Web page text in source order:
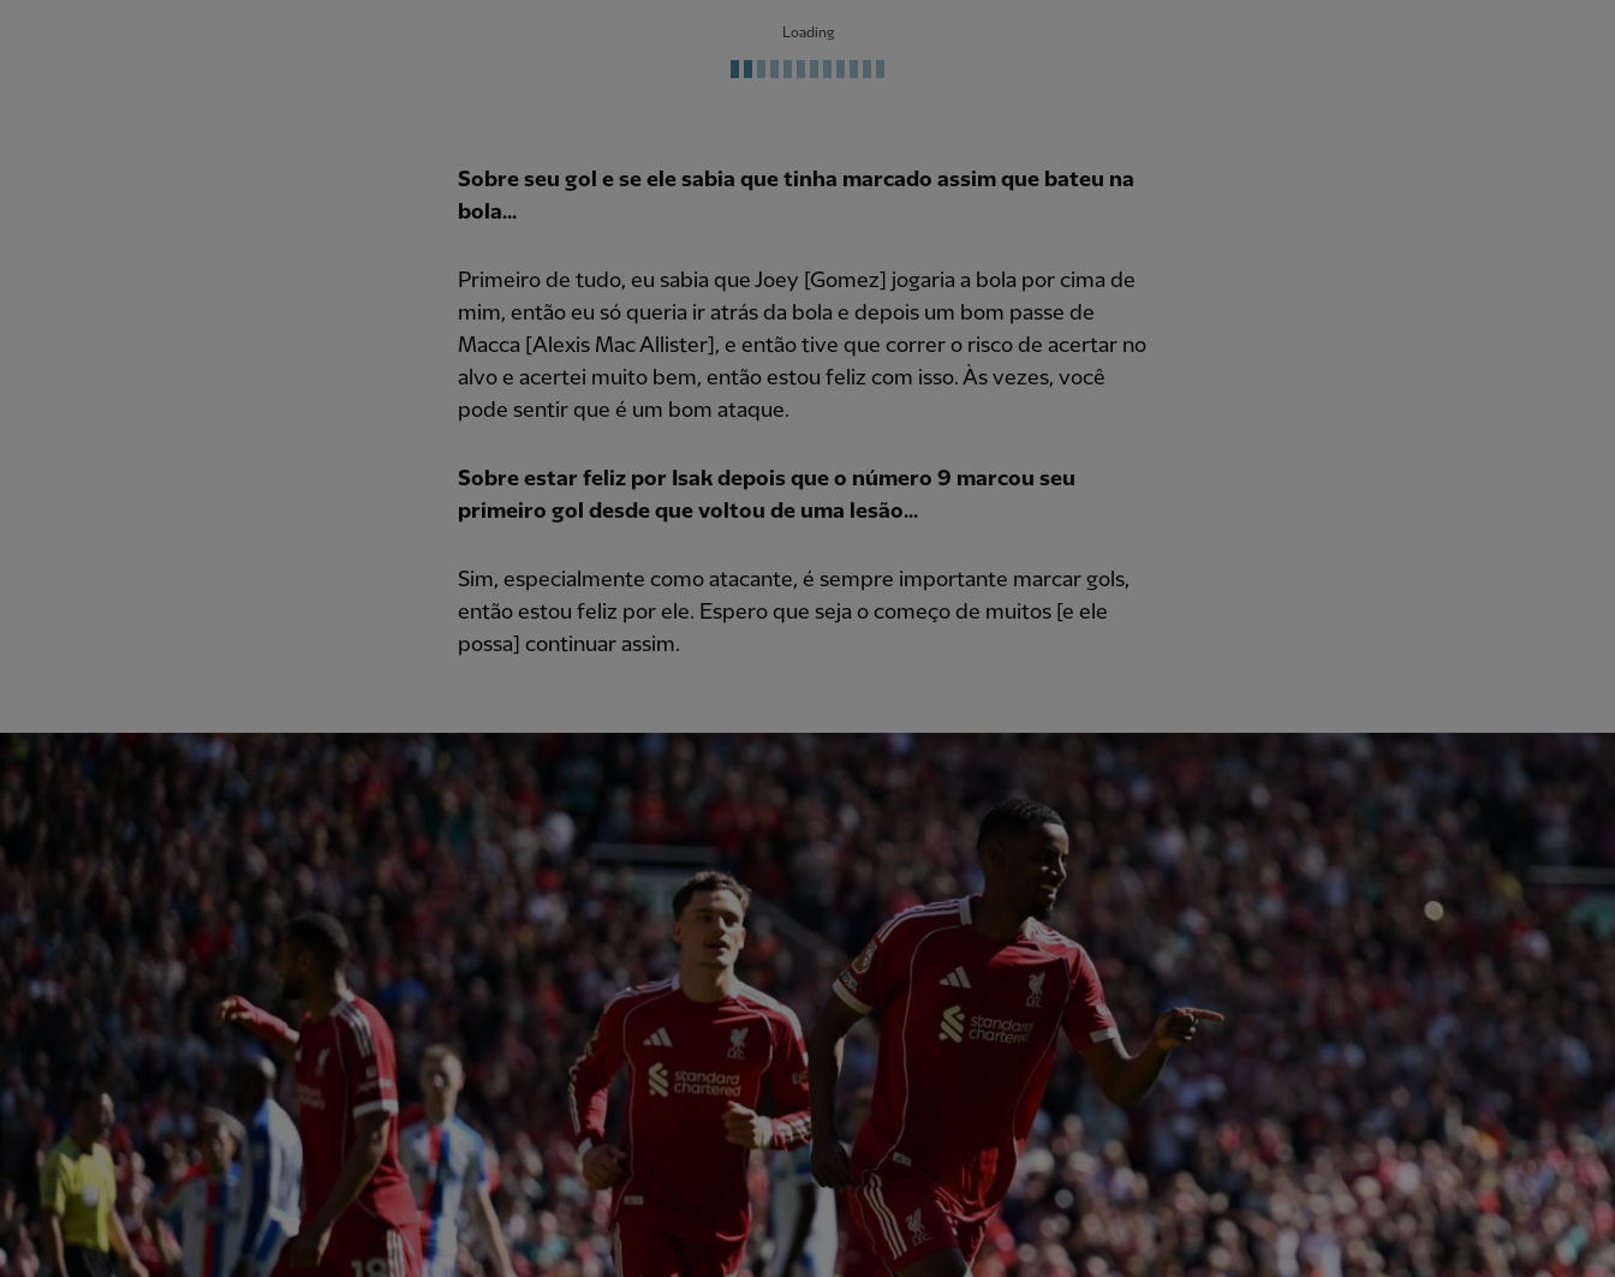
Loading
Sobre seu gol e se ele sabia que tinha marcado assim que bateu na
bola...
Primeiro de tudo, eu sabia que Joey [Gomez] jogaria a bola por cima de
mim, então eu só queria ir atrás da bola e depois um bom passe de
Macca [Alexis Mac Allister], e então tive que correr o risco de acertar no
alvo e acertei muito bem, então estou feliz com isso. Às vezes, você
pode sentir que é um bom ataque.
Sobre estar feliz por Isak depois que o número 9 marcou seu
primeiro gol desde que voltou de uma lesão...
Sim, especialmente como atacante, é sempre importante marcar gols,
então estou feliz por ele. Espero que seja o começo de muitos [e ele
possa] continuar assim.